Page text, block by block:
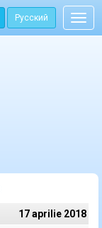
Русский
17 aprilie 2018